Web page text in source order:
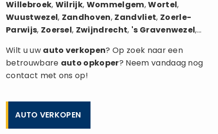
Willebroek, Wilrijk, Wommelgem,Wortel,
Wuustwezel, Zandhoven, Zandvliet, Zoerle-
Parwijs, Zoersel, Zwijndrecht, 's Gravenwezel,...
Wilt u uw auto verkopen? Op zoek naar een
betrouwbare auto opkoper? Neem vandaag nog
contact met ons op!
AUTO VERKOPEN